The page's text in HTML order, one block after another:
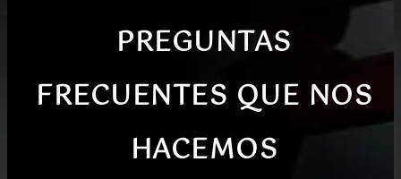
PREGUNTAS
FRECUENTES QUE NOS
HACEMOS